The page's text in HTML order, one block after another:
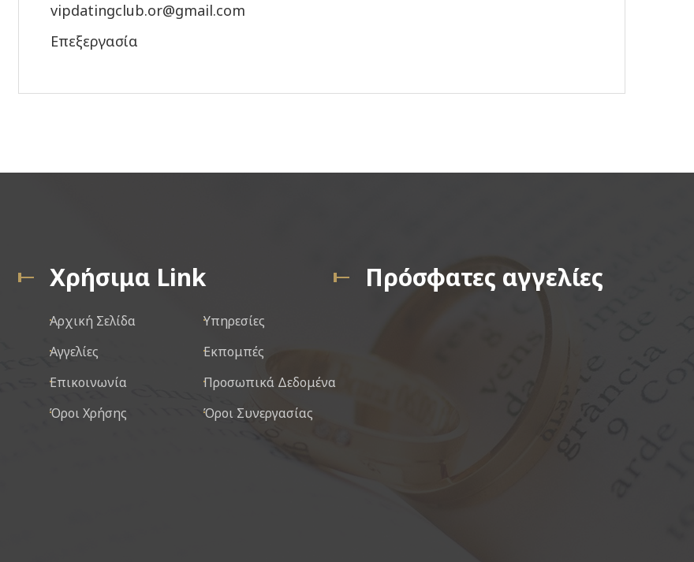
vipdatingclub.or@gmail.com
Επεξεργασία
Χρήσιμα Link
Αρχική Σελίδα
Υπηρεσίες
Αγγελίες
Εκπομπές
Επικοινωνία
Προσωπικά Δεδομένα
Όροι Χρήσης
Όροι Συνεργασίας
Πρόσφατες αγγελίες